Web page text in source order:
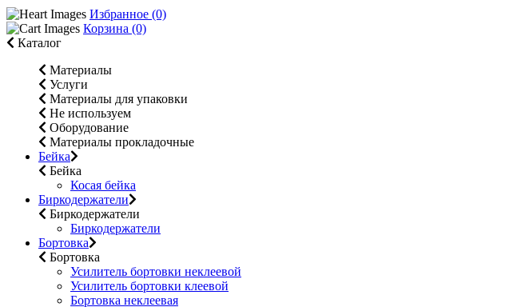
Избранное (0)
Корзина (0)
Каталог
Материалы
Услуги
Материалы для упаковки
Не используем
Оборудование
Материалы прокладочные
Бейка
Бейка
Косая бейка
Биркодержатели
Биркодержатели
Биркодержатели
Бортовка
Бортовка
Усилитель бортовки неклеевой
Усилитель бортовки клеевой
Бортовка неклеевая